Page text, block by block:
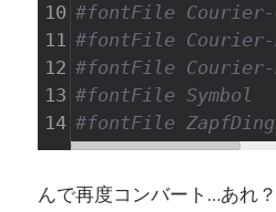
10 #fontFile
11 #fontFile
12 #fontFile
13 #fontFile
14 #fontFile
んで再度コンバート…あれ？